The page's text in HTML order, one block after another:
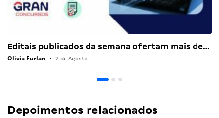
Editais publicados da semana ofertam mais de…
Olivia Furlan • 2 de Agosto
Depoimentos relacionados